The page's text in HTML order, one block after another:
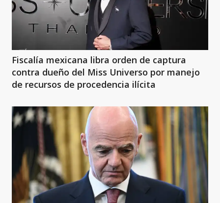
Fiscalía mexicana libra orden de captura
contra dueño del Miss Universo por manejo
de recursos de procedencia ilícita